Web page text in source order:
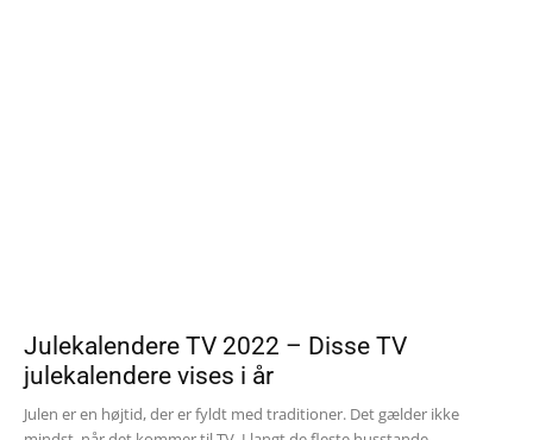
Julekalendere TV 2022 – Disse TV
julekalendere vises i år
Julen er en højtid, der er fyldt med traditioner. Det gælder ikke